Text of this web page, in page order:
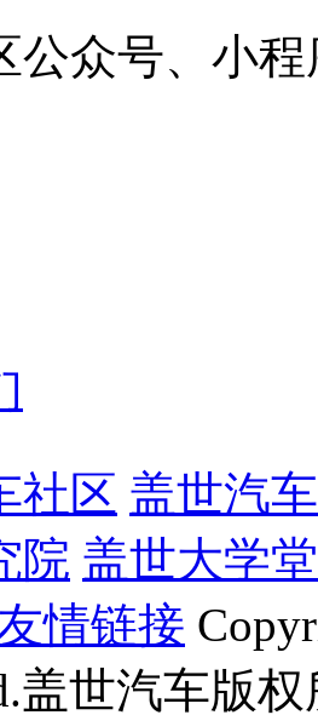
公众号、小
社区 盖世汽
院 盖世大学堂
情链接
盖世汽车版